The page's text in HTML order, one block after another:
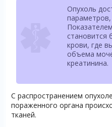
Опухоль
становится
крови, где
объема
креатинина.
С распространением
пораженного органа
тканей.